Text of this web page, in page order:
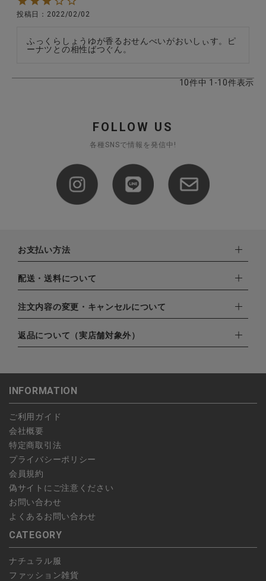
投稿日 2022/02/02
ふっくらしょうゆが香るおせんべいがおいしぃす。ピ
ーナツとの相性ばつぐん。
10件中 1 -10件表示
FOLLOW US
各種SNSで情報を発信中!
お支払い方法
下記お支払い方法よりお選びいただけます。
・クレジットカード（VISA,mastercard,JCB,AMERICAN
EXPRESS,Diners Club）
・amazonペイメント
・楽天ペイ
・PayPay
配送・送料について
配達業者：日本郵便
北海道：1,400円
注文内容の変更・キャンセルについて
ご注文日当日から翌日のAM9:00までにご連絡頂いた場合はキャ
ンセルは可能です。
します。
予約商品など一部キャンセルが出来ない場合がございます。あら
かじめご了承ください。
返品について（実店舗対象外）
こちら よりご依頼ください。
INFORMATION
ご利用ガイド
会社概要
特定商取引法
プライバシーポリシー
会員規約
偽サイトにご注意ください
お問い合わせ
よくあるお問い合わせ
CATEGORY
ナチュラル服
ファッション雑貨